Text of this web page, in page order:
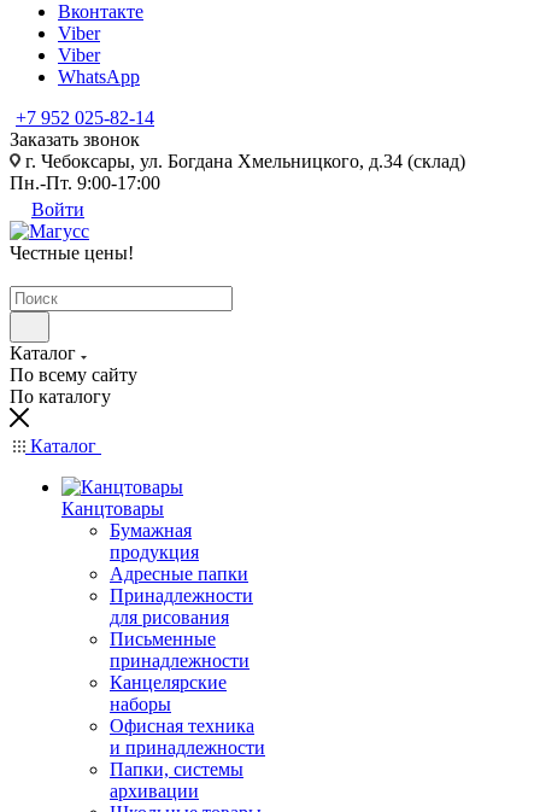
Вконтакте
Viber
Viber
WhatsApp
+7 952 025-82-14
Заказать звонок
г. Чебоксары, ул. Богдана Хмельницкого, д.34 (склад)
Пн.-Пт. 9:00-17:00
Войти
Честные цены!
Каталог
По всему сайту
По каталогу
Каталог
Канцтовары
Бумажная
продукция
Адресные папки
Принадлежности
для рисования
Письменные
принадлежности
Канцелярские
наборы
Офисная техника
и принадлежности
Папки, системы
архивации